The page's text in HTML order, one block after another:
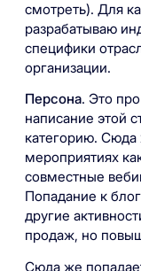
смотреть). Для
разрабатываю
специфики
организации.
Персона. Это
написание этой
категорию. Сюда
мероприятиях
совместные
Попадание к
другие
продаж, но
Сюда же